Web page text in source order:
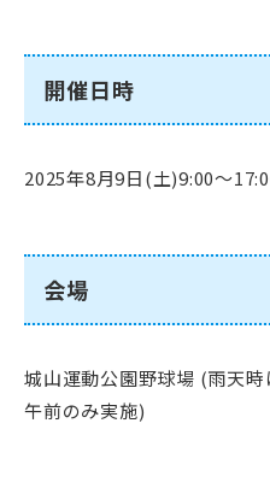
開催日時
2025年8月9日(土)9:00～
会場
城山運動公園野球場 (雨天
午前のみ実施)